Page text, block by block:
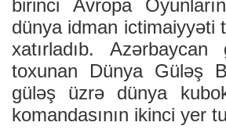
birinci Avropa
dünya idman ictimaiyyəti
xatırladıb.
toxunan Dünya Güləş
güləş üzrə dünya
komandasının ikinci yer